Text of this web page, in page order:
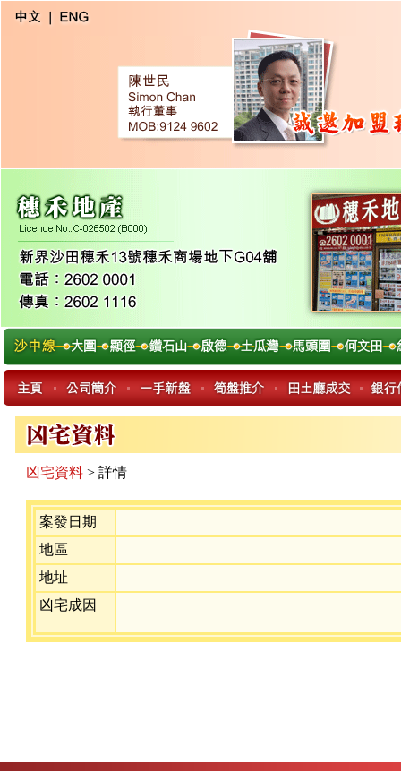
凶宅資料 > 詳情
案發日期
地區
地址
凶宅成因